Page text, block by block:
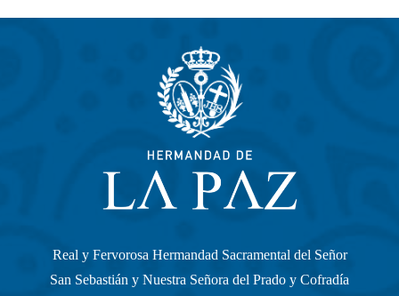
Real y Fervorosa Hermandad Sacramental del Señor
San Sebastián y Nuestra Señora del Prado y Cofradía